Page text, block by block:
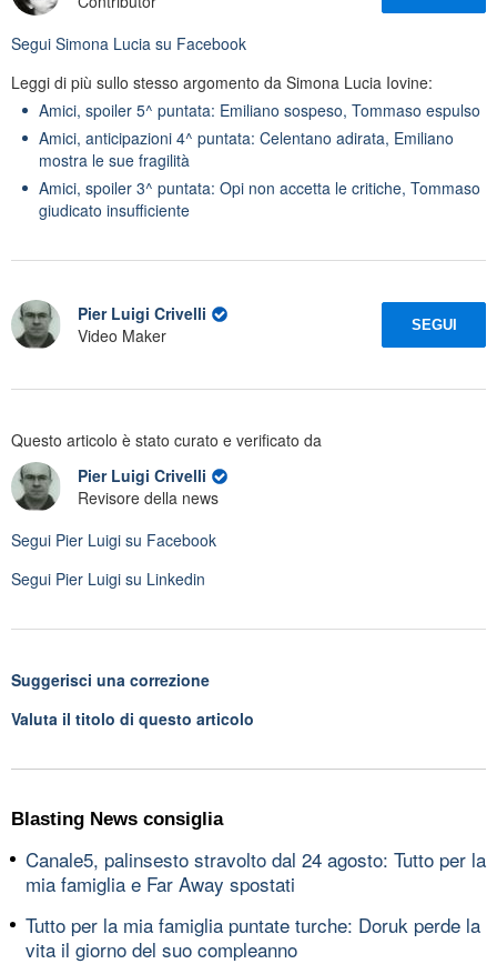
Segui Simona Lucia su Facebook
Leggi di più sullo stesso argomento da Simona Lucia Iovine:
Amici, spoiler 5^ puntata: Emiliano sospeso, Tommaso espulso
Amici, anticipazioni 4^ puntata: Celentano adirata, Emiliano
mostra le sue fragilità
Amici, spoiler 3^ puntata: Opi non accetta le critiche, Tommaso
giudicato insufficiente
Pier Luigi Crivelli
Video Maker
SEGUI
Questo articolo è stato curato e verificato da
Pier Luigi Crivelli
Revisore della news
Segui Pier Luigi su Facebook
Segui Pier Luigi su Linkedin
Suggerisci una correzione
Valuta il titolo di questo articolo
Blasting News consiglia
Canale5, palinsesto stravolto dal 24 agosto: Tutto per la
mia famiglia e Far Away spostati
Tutto per la mia famiglia puntate turche: Doruk perde la
vita il giorno del suo compleanno